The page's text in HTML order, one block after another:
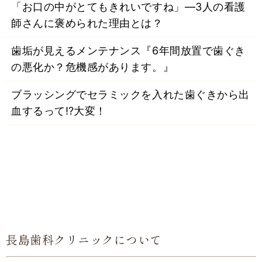
「お口の中がとてもきれいですね」―3人の看護
師さんに褒められた理由とは？
歯垢が見えるメンテナンス『6年間放置で歯ぐき
の悪化か？危機感があります。』
ブラッシングでセラミックを入れた歯ぐきから出
血するって⁉大変！
長島歯科クリニックについて